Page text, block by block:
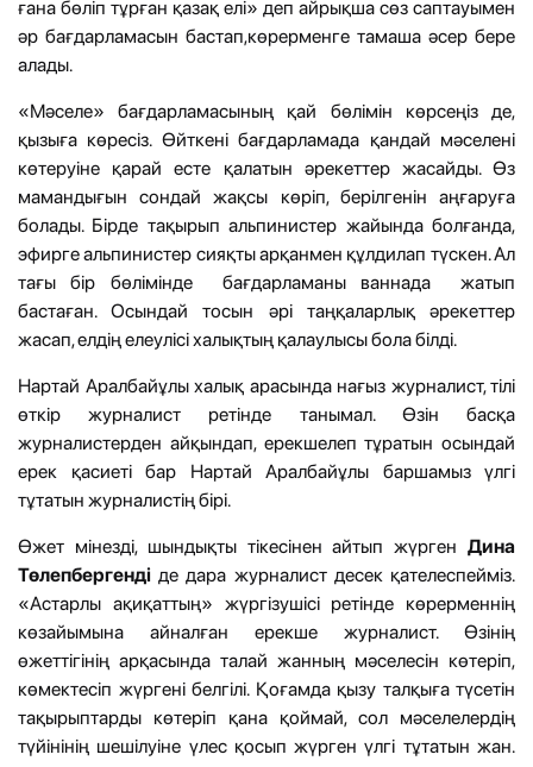
ғана бөліп тұрған қазақ елі» деп айрықша сөз саптауымен
әр бағдарламасын бастап,көрерменге тамаша әсер бере
алады.
«Мәселе» бағдарламасының қай бөлімін көрсеңіз де,
қызыға көресіз. Өйткені бағдарламада қандай мәселені
көтеруіне қарай есте қалатын әрекеттер жасайды. Өз
мамандығын сондай жақсы көріп, берілгенін аңғаруға
болады. Бірде тақырып альпинистер жайында болғанда,
эфирге альпинистер сияқты арқанмен құлдилап түскен. Ал
тағы бір бөлімінде бағдарламаны ваннада жатып
бастаған. Осындай тосын әрі таңқаларлық әрекеттер
жасап, елдің елеулісі халықтың қалаулысы бола білді.
Нартай Аралбайұлы халық арасында нағыз журналист, тілі
өткір журналист ретінде танымал. Өзін басқа
журналистерден айқындап, ерекшелеп тұратын осындай
ерек қасиеті бар Нартай Аралбайұлы баршамыз үлгі
тұтатын журналистің бірі.
Өжет мінезді, шындықты тікесінен айтып жүрген Дина
Төлепбергендіде дара журналист десек қателеспейміз.
«Астарлы ақиқаттың» жүргізушісі ретінде көрерменнің
көзайымына айналған ерекше журналист. Өзінің
өжеттігінің арқасында талай жанның мәселесін көтеріп,
көмектесіп жүргені белгілі. Қоғамда қызу талқыға түсетін
тақырыптарды көтеріп қана қоймай, сол мәселелердің
түйінінің шешілуіне үлес қосып жүрген үлгі тұтатын жан.